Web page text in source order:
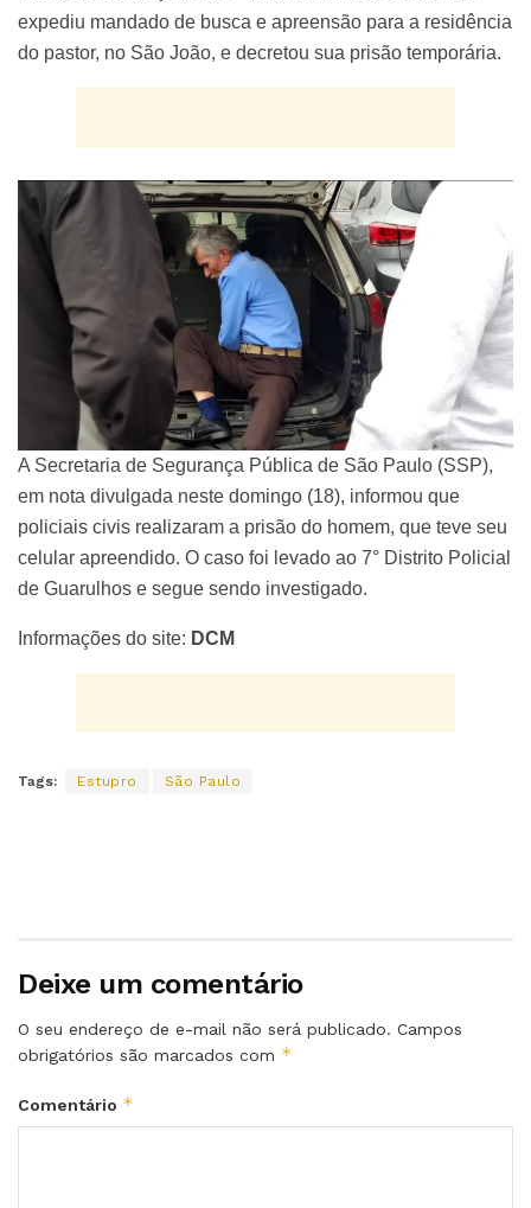
expediu mandado de busca e apreensão para a residência
do pastor, no São João, e decretou sua prisão temporária.
A Secretaria de Segurança Pública de São Paulo (SSP),
em nota divulgada neste domingo (18), informou que
policiais civis realizaram a prisão do homem, que teve seu
celular apreendido. O caso foi levado ao 7° Distrito Policial
de Guarulhos e segue sendo investigado.
Informações do site: DCM
Tags: Estupro São Paulo
Deixe um comentário
O seu endereço de e-mail não será publicado. Campos
obrigatórios são marcados com *
Comentário *